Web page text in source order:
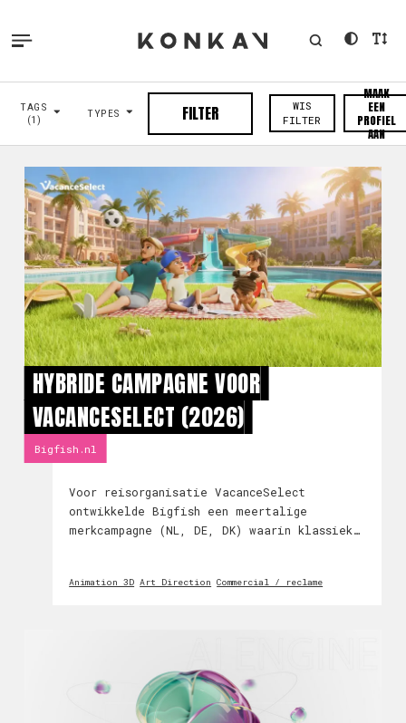
TAGS
(1)
TYPES FILTER
WIS
FILTER
MAAK
EEN
PROFIEL
AAN
HYBRIDE CAMPAGNE VOOR
VACANCESELECT (2026)
Bigfish.nl
Voor reisorganisatie VacanceSelect
ontwikkelde Bigfish een meertalige
merkcampagne (NL, DE, DK) waarin klassiek
bewogen we zelf, zodat ze in elke shot
Animation 3D Art Direction Commercial / reclame